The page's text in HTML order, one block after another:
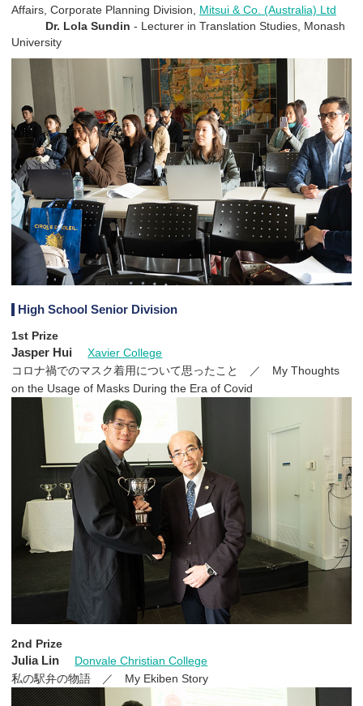
Affairs, Corporate Planning Division, Mitsui & Co. (Australia) Ltd
Dr. Lola Sundin - Lecturer in Translation Studies, Monash
University
High School Senior Division
1st Prize
Jasper Hui
Xavier College
コロナ禍でのマスク着用について思ったこと ／ My Thoughts
on the Usage of Masks During the Era of Covid
2nd Prize
Julia Lin
Donvale Christian College
私の駅弁の物語 ／ My Ekiben Story